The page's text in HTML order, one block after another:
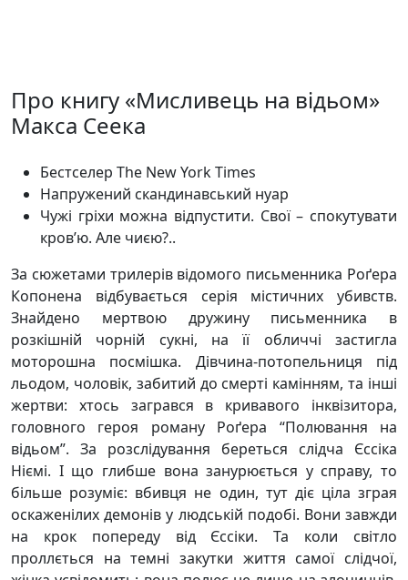
Про книгу «Мисливець на відьом»
Макса Сеека
Бестселер The New York Times
Напружений скандинавський нуар
Чужі гріхи можна відпустити. Свої – спокутувати
кров’ю. Але чиєю?..
За сюжетами трилерів відомого письменника Роґера
Копонена відбувається серія містичних убивств.
Знайдено мертвою дружину письменника в
розкішній чорній сукні, на її обличчі застигла
моторошна посмішка. Дівчина-потопельниця під
льодом, чоловік, забитий до смерті камінням, та інші
жертви: хтось загрався в кривавого інквізитора,
головного героя роману Роґера “Полювання на
відьом”. За розслідування береться слідча Єссіка
Ніємі. І що глибше вона занурюється у справу, то
більше розуміє: вбивця не один, тут діє ціла зграя
оскаженілих демонів у людській подобі. Вони завжди
на крок попереду від Єссіки. Та коли світло
проллється на темні закутки життя самої слідчої,